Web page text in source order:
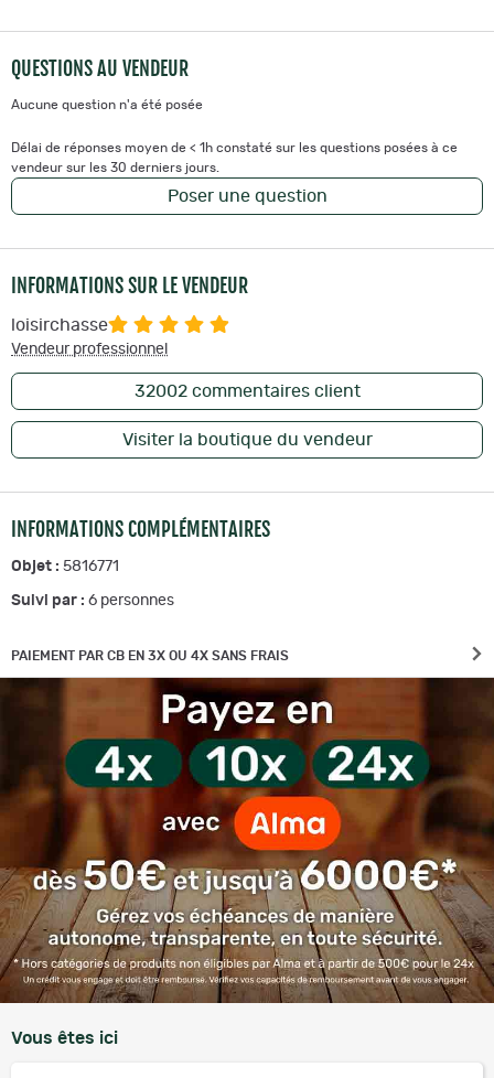
QUESTIONS AU VENDEUR
Aucune question n'a été posée
Délai de réponses moyen de < 1h constaté sur les questions posées à ce
vendeur sur les 30 derniers jours.
Poser une question
INFORMATIONS SUR LE VENDEUR
loisirchasse
Vendeur professionnel
32002commentaires client
Visiter la boutique du vendeur
INFORMATIONS COMPLÉMENTAIRES
Objet : 5816771
Suivi par : 6 personnes
PAIEMENT PAR CB EN 3X OU 4X SANS FRAIS
Vous êtes ici